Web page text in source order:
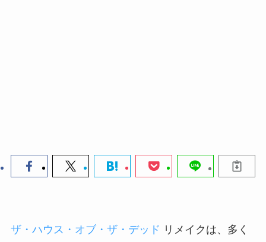
ザ・ハウス・オブ・ザ・デッド リメイクは、多く